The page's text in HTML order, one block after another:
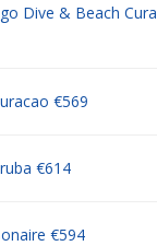
Dive & Beach
€569
€614
€594